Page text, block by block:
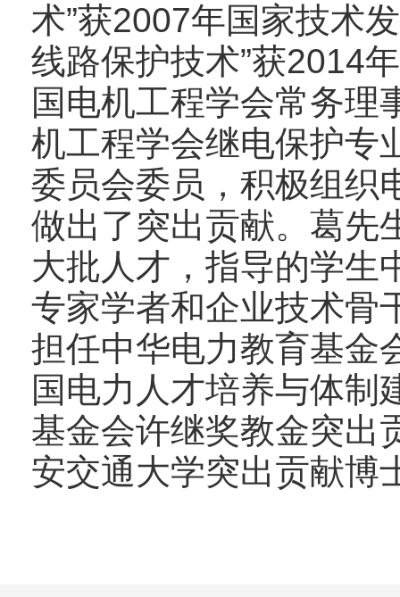
术”获2007年国家技术
线路保护技术”获2014
国电机工程学会常务理
机工程学会继电保护专
委员会委员，积极组织
做出了突出贡献。葛先
大批人才，指导的学生
专家学者和企业技术骨
担任中华电力教育基金
国电力人才培养与体制
基金会许继奖教金突出
安交通大学突出贡献博